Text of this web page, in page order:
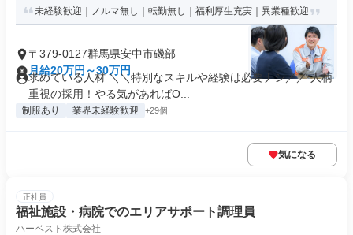
未経験歓迎｜ノルマ無し｜転勤無し｜福利厚生充実｜異業種歓迎
〒379-0127群馬県安中市磯部
月給20万円～30万円
求めている人材 ＼＼特別なスキルや経験は必要ナシ／／ 人柄
重視の採用！やる気があればO...
制服あり 業界未経験歓迎 +29個
気になる
正社員
福祉施設・病院でのエリアサポート調理員
ハーベスト株式会社